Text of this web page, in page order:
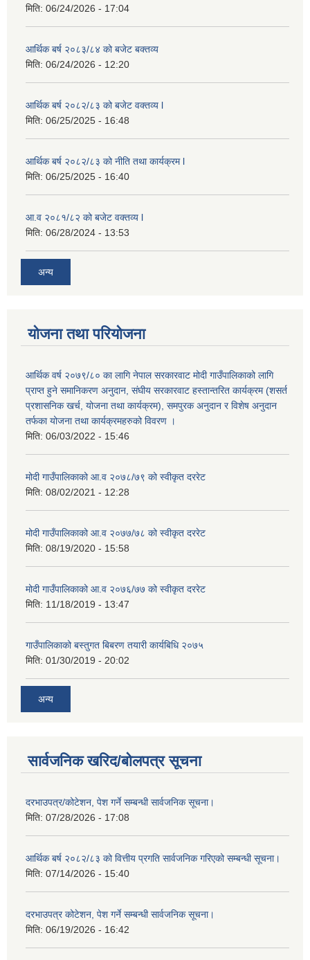
मिति: 06/24/2026 - 17:04
आर्थिक बर्ष २०८३/८४ को बजेट बक्तव्य
मिति: 06/24/2026 - 12:20
आर्थिक बर्ष २०८२/८३ को बजेट वक्तव्य l
मिति: 06/25/2025 - 16:48
आर्थिक बर्ष २०८२/८३ को नीति तथा कार्यक्रम l
मिति: 06/25/2025 - 16:40
आ.व २०८१/८२ को बजेट वक्तव्य l
मिति: 06/28/2024 - 13:53
अन्य
योजना तथा परियोजना
आर्थिक वर्ष २०७९/८० का लागि नेपाल सरकारवाट मोदी गाउँपालिकाको लागि
प्राप्त हुने समानिकरण अनुदान, संघीय सरकारवाट हस्तान्तरित कार्यक्रम (शसर्त
प्रशासनिक खर्च, योजना तथा कार्यक्रम), समपुरक अनुदान र विशेष अनुदान
तर्फका योजना तथा कार्यक्रमहरुको विवरण ।
मिति: 06/03/2022 - 15:46
मोदी गाउँपालिकाको आ.व २०७८/७९ को स्वीकृत दररेट
मिति: 08/02/2021 - 12:28
मोदी गाउँपालिकाको आ.व २०७७/७८ को स्वीकृत दररेट
मिति: 08/19/2020 - 15:58
मोदी गाउँपालिकाको आ.व २०७६/७७ को स्वीकृत दररेट
मिति: 11/18/2019 - 13:47
गाउँपालिकाको बस्तुगत बिबरण तयारी कार्यबिधि २०७५
मिति: 01/30/2019 - 20:02
अन्य
सार्वजनिक खरिद/बोलपत्र सूचना
दरभाउपत्र/कोटेशन, पेश गर्ने सम्बन्धी सार्वजनिक सूचना।
मिति: 07/28/2026 - 17:08
आर्थिक बर्ष २०८२/८३ को वित्तीय प्रगति सार्वजनिक गरिएको सम्बन्धी सूचना।
मिति: 07/14/2026 - 15:40
दरभाउपत्र कोटेशन, पेश गर्ने सम्बन्धी सार्वजनिक सूचना।
मिति: 06/19/2026 - 16:42